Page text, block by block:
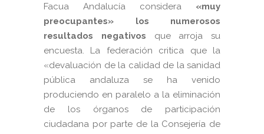
Facua Andalucía considera «muy
preocupantes» los numerosos
resultados negativos que arroja su
encuesta. La federación critica que la
«devaluación de la calidad de la sanidad
pública andaluza se ha venido
produciendo en paralelo a la eliminación
de los órganos de participación
ciudadana por parte de la Consejería de